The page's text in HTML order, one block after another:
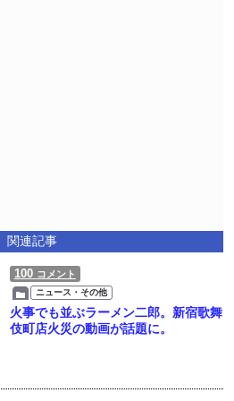
関連記事
100 コメント
ニュース・その他
火事でも並ぶラーメン二郎。新宿歌舞
伎町店火災の動画が話題に。